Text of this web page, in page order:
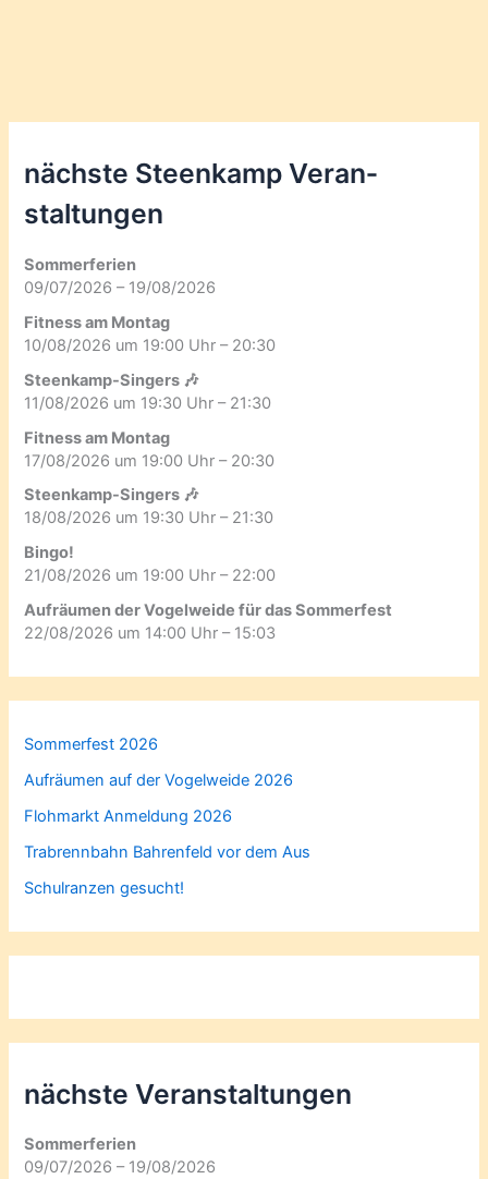
nächste Steenkamp Veran­
staltungen
Sommerferien
09/07/2026 – 19/08/2026
Fitness am Montag
10/08/2026 um 19:00 Uhr – 20:30
Steenkamp-Singers 🎶
11/08/2026 um 19:30 Uhr – 21:30
Fitness am Montag
17/08/2026 um 19:00 Uhr – 20:30
Steenkamp-Singers 🎶
18/08/2026 um 19:30 Uhr – 21:30
Bingo!
21/08/2026 um 19:00 Uhr – 22:00
Aufräumen der Vogelweide für das Sommerfest
22/08/2026 um 14:00 Uhr – 15:03
Sommerfest 2026
Aufräumen auf der Vogelweide 2026
Flohmarkt Anmeldung 2026
Trabrennbahn Bahrenfeld vor dem Aus
Schulranzen gesucht!
nächste Veranstaltungen
Sommerferien
09/07/2026 – 19/08/2026